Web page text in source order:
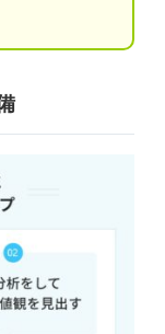
伝えない
コツを押さえて
を考える